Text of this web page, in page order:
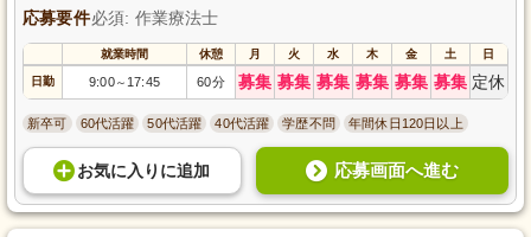
応募要件必須: 作業療法士
就業時間 休憩 月 火 水 木 金 土 日
日勤 9:00～ 17:45 60分 募集 募集 募集 募集 募集 募集 定休
新卒可 60代活躍 50代活躍 40代活躍 学歴不問 年間休日120日以上
お気に入り に追加 応募画面へ進む